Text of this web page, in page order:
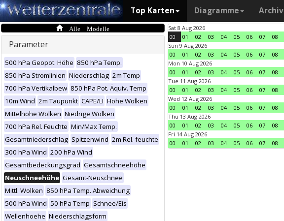
Top Karten Diagramme Archiv
Alle Modelle
Parameter
500 hPa Geopot. Höhe 850 hPa Temp.
850 hPa Stromlinien Niederschlag 2m Temp
700 hPa Vertikalbew 850 hPa Pot. Äquiv. Temp
10m Wind 2m Taupunkt CAPE/LI Hohe Wolken
Mittelhohe Wolken Niedrige Wolken
700 hPa Rel. Feuchte Min/Max Temp.
Gesamtniederschlag Spitzenwind 2m Rel. feuchte
300 hPa Wind 200 hPa Wind
Gesamtbedeckungsgrad Gesamtschneehöhe
Neuschneehöhe Gesamt-Neuschnee
Mittl. Wolken 850 hPa Temp. Abweichung
500 hPa Wind 50 hPa Temp Schnee/Eis
Wellenhoehe Niederschlagsform
Sat 8 Aug 2026
00
01 02 03 04 05 06 07 08
Sun 9 Aug 2026
00
01 02 03 04 05 06 07 08
Mon 10 Aug 2026
00
01 02 03 04 05 06 07 08
Tue 11 Aug 2026
00
01 02 03 04 05 06 07 08
Wed 12 Aug 2026
00
01 02 03 04 05 06 07 08
Thu 13 Aug 2026
00
01 02 03 04 05 06 07 08
Fri 14 Aug 2026
00
01 02 03 04 05 06 07 08